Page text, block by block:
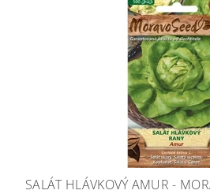
SALÁT HLÁVKOVÝ AMUR -